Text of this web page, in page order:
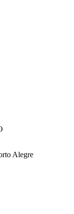
Alegre